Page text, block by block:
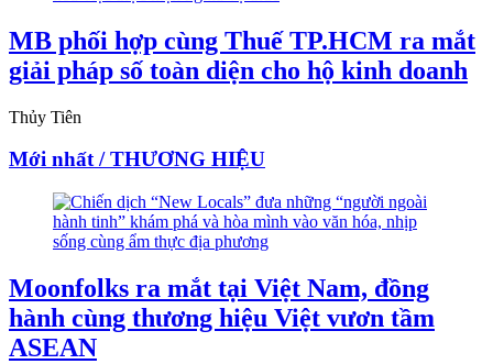
MB phối hợp cùng Thuế TP.HCM ra mắt
giải pháp số toàn diện cho hộ kinh doanh
Thủy Tiên
Mới nhất / THƯƠNG HIỆU
Moonfolks ra mắt tại Việt Nam, đồng
hành cùng thương hiệu Việt vươn tầm
ASEAN